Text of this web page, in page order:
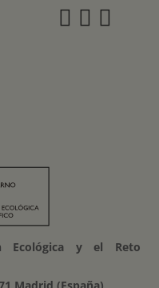
Ecológica y el Reto